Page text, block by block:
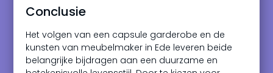
Conclusie
Het volgen van een capsule garderobe en de
kunsten van meubelmaker in Ede leveren beide
belangrijke bijdragen aan een duurzame en